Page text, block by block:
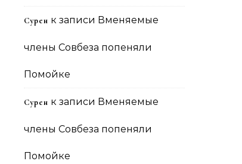
Сурен к записи Вменяемые
члены Совбеза попеняли
Помойке
Сурен к записи Вменяемые
члены Совбеза попеняли
Помойке